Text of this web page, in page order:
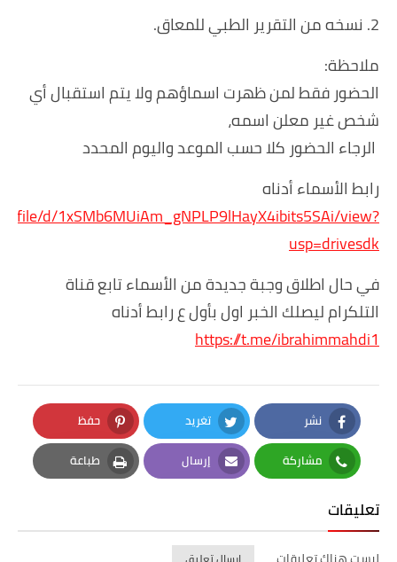
2. نسخه من التقرير الطبي للمعاق.
ملاحظة:
الحضور فقط لمن ظهرت اسماؤهم ولا يتم استقبال أي
شخص غير معلن اسمه،
الرجاء الحضور كلا حسب الموعد واليوم المحدد
رابط الأسماء أدناه
file/d/1xSMb6MUiAm_gNPLP9lHayX4ibits5SAi/view?
usp=drivesdk
في حال اطلاق وجبة جديدة من الأسماء تابع قناة
التلكرام ليصلك الخبر اول بأول ع رابط أدناه
https://t.me/ibrahimmahdi1
نشر
Facebook
تغريد
Twitter
حفظ
Pinterest
مشاركة
Whatsapp
إرسال
Email
طباعة
Print
تعليقات